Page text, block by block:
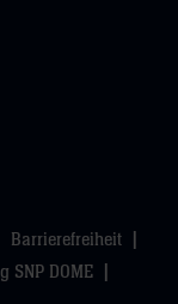
Barrierefreiheit
SNP DOME